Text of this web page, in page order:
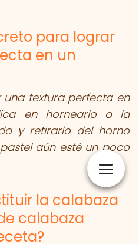
para lograr
en un
textura perfecta en
en hornearlo a la
y retirarlo del horno
aún esté un poco
la calabaza
calabaza